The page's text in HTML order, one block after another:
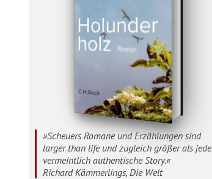
»Scheuers Romane und Erzählungen sind
larger than life und zugleich größer als jede
vermeintlich authentische Story.«
Richard Kämmerlings, Die Welt